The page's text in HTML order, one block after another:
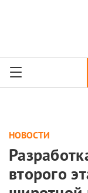
НОВОСТИ
второго